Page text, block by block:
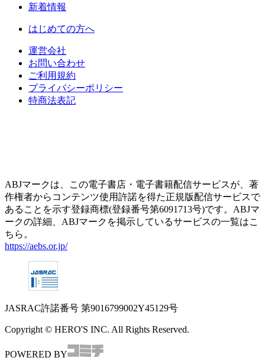
新着情報
はじめての方へ
運営会社
お問い合わせ
ご利用規約
プライバシーポリシー
特商法表記
ABJマークは、この電子書店・電子書籍配信サービスが、著
作権者からコンテンツ使用許諾を得た正規版配信サービスで
あることを示す登録商標(登録番号第6091713号)です。ABJマ
ークの詳細、ABJマークを掲示しているサービスの一覧はこ
ちら。
https://aebs.or.jp/
JASRAC許諾番号 第9016799002Y45129号
Copyright © HERO'S INC. All Rights Reserved.
POWERED BY